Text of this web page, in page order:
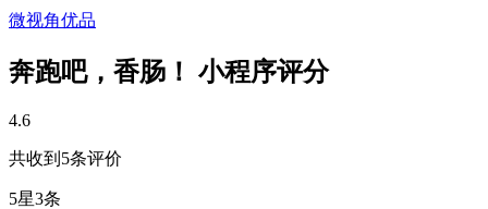
微视角优品
奔跑吧，香肠！ 小程序评分
4.6
共收到5条评价
5星3条